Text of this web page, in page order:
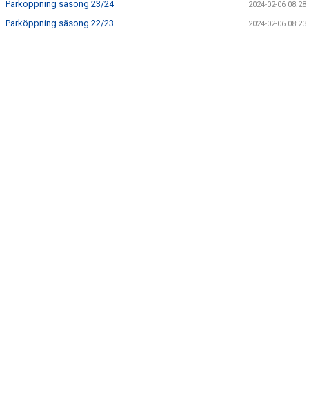
Parköppning säsong 23/24 2024-02-06 08:28
Parköppning säsong 22/23 2024-02-06 08:23